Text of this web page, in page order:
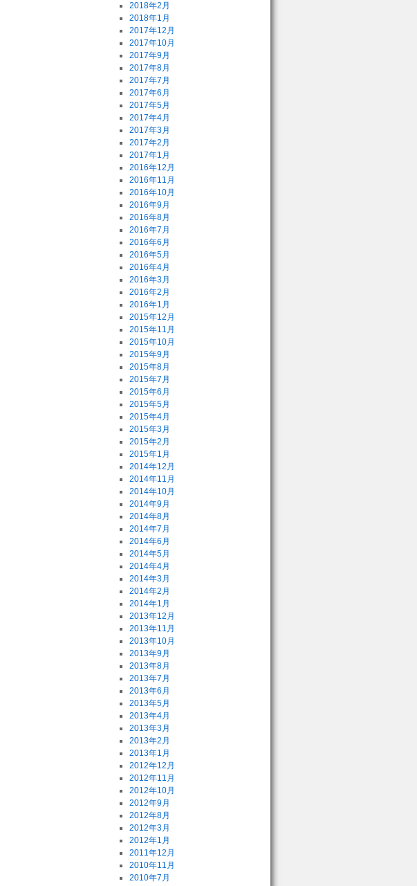
2018年2月
2018年1月
2017年12月
2017年10月
2017年9月
2017年8月
2017年7月
2017年6月
2017年5月
2017年4月
2017年3月
2017年2月
2017年1月
2016年12月
2016年11月
2016年10月
2016年9月
2016年8月
2016年7月
2016年6月
2016年5月
2016年4月
2016年3月
2016年2月
2016年1月
2015年12月
2015年11月
2015年10月
2015年9月
2015年8月
2015年7月
2015年6月
2015年5月
2015年4月
2015年3月
2015年2月
2015年1月
2014年12月
2014年11月
2014年10月
2014年9月
2014年8月
2014年7月
2014年6月
2014年5月
2014年4月
2014年3月
2014年2月
2014年1月
2013年12月
2013年11月
2013年10月
2013年9月
2013年8月
2013年7月
2013年6月
2013年5月
2013年4月
2013年3月
2013年2月
2013年1月
2012年12月
2012年11月
2012年10月
2012年9月
2012年8月
2012年3月
2012年1月
2011年12月
2010年11月
2010年7月